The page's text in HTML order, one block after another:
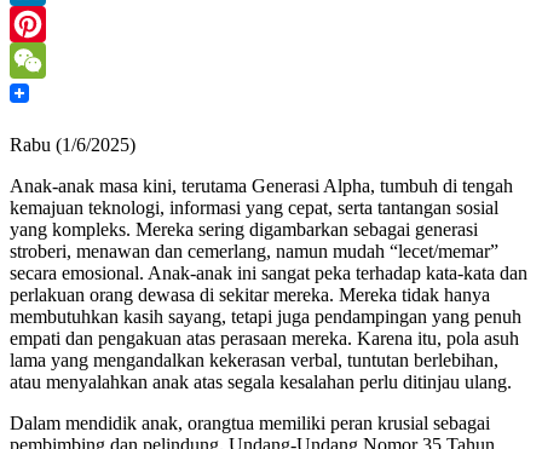
LinkedIn
Pinterest
WeChat
Rabu (1/6/2025)
Anak-anak masa kini, terutama Generasi Alpha, tumbuh di tengah
kemajuan teknologi, informasi yang cepat, serta tantangan sosial
yang kompleks. Mereka sering digambarkan sebagai generasi
stroberi, menawan dan cemerlang, namun mudah “lecet/memar”
secara emosional. Anak-anak ini sangat peka terhadap kata-kata dan
perlakuan orang dewasa di sekitar mereka. Mereka tidak hanya
membutuhkan kasih sayang, tetapi juga pendampingan yang penuh
empati dan pengakuan atas perasaan mereka. Karena itu, pola asuh
lama yang mengandalkan kekerasan verbal, tuntutan berlebihan,
atau menyalahkan anak atas segala kesalahan perlu ditinjau ulang.
Dalam mendidik anak, orangtua memiliki peran krusial sebagai
pembimbing dan pelindung. Undang-Undang Nomor 35 Tahun